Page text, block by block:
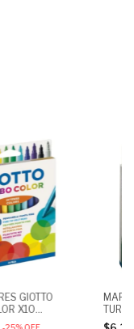
GIOTTO
X10